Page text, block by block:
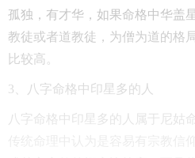
孤独，有才华，如果命格中华盖
教徒或者道教徒，为僧为道的格
比较高。
3、八字命格中印星多的人
八字命格中印星多的人属于尼姑